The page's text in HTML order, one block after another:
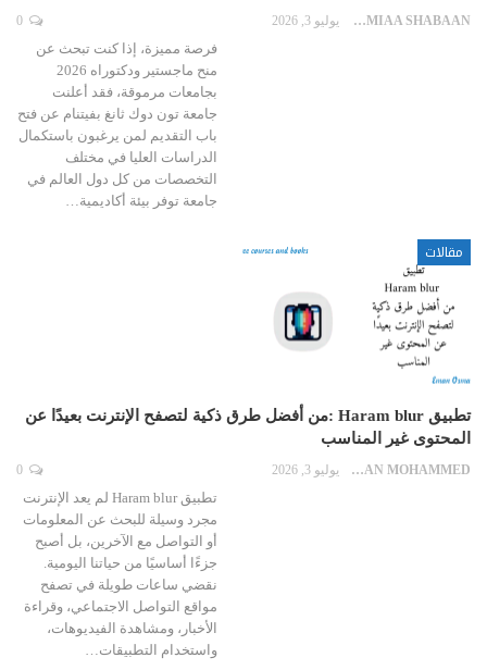
LAMIAA SHABAAN يوليو 3, 2026
فرصة مميزة، إذا كنت تبحث عن
منح ماجستير ودكتوراه 2026
بجامعات مرموقة، فقد أعلنت
جامعة تون دوك ثانغ بفيتنام عن فتح
باب التقديم لمن يرغبون باستكمال
الدراسات العليا في مختلف
التخصصات من كل دول العالم في
جامعة توفر بيئة أكاديمية…
مقالات
تطبيق Haram blur :من أفضل طرق ذكية لتصفح الإنترنت بعيدًا عن
المحتوى غير المناسب
EMAN MOHAMMED يوليو 3, 2026
تطبيق Haram blur لم يعد الإنترنت
مجرد وسيلة للبحث عن المعلومات
أو التواصل مع الآخرين، بل أصبح
جزءًا أساسيًا من حياتنا اليومية.
نقضي ساعات طويلة في تصفح
مواقع التواصل الاجتماعي، وقراءة
الأخبار، ومشاهدة الفيديوهات،
واستخدام التطبيقات…